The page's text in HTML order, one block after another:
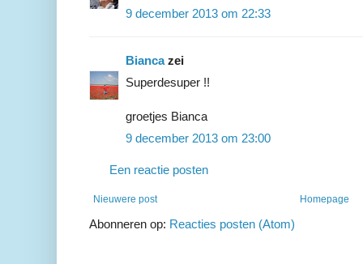
9 december 2013 om 22:33
Biancazei
Superdesuper !!
groetjes Bianca
9 december 2013 om 23:00
Een reactie posten
Nieuwere post Homepage
Abonneren op: Reacties posten (Atom)